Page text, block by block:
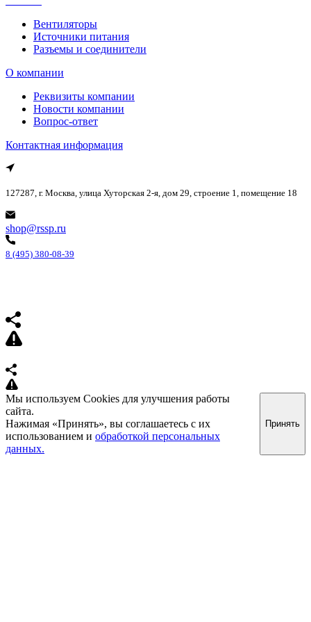
Вентиляторы
Источники питания
Разъемы и соединители
О компании
Реквизиты компании
Новости компании
Вопрос-ответ
Контактная информация
127287, г. Москва, улица Хуторская 2-я, дом 29, строение 1, помещение 18
shop@rssp.ru
8 (495) 380-08-39
Мы используем Cookies для улучшения работы
сайта.
Нажимая «Принять», вы соглашаетесь с их
использованием и обработкой персональных
данных.
Принять